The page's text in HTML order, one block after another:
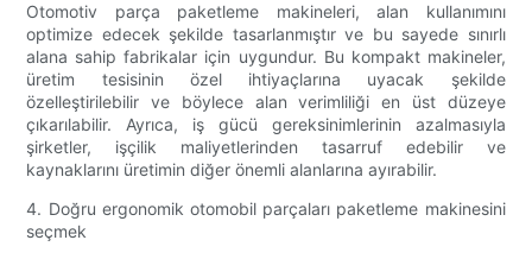
Otomotiv parça paketleme makineleri, alan kullanımını
optimize edecek şekilde tasarlanmıştır ve bu sayede sınırlı
alana sahip fabrikalar için uygundur. Bu kompakt makineler,
üretim tesisinin özel ihtiyaçlarına uyacak şekilde
özelleştirilebilir ve böylece alan verimliliği en üst düzeye
çıkarılabilir. Ayrıca, iş gücü gereksinimlerinin azalmasıyla
şirketler, işçilik maliyetlerinden tasarruf edebilir ve
kaynaklarını üretimin diğer önemli alanlarına ayırabilir.
4. Doğru ergonomik otomobil parçaları paketleme makinesini
seçmek